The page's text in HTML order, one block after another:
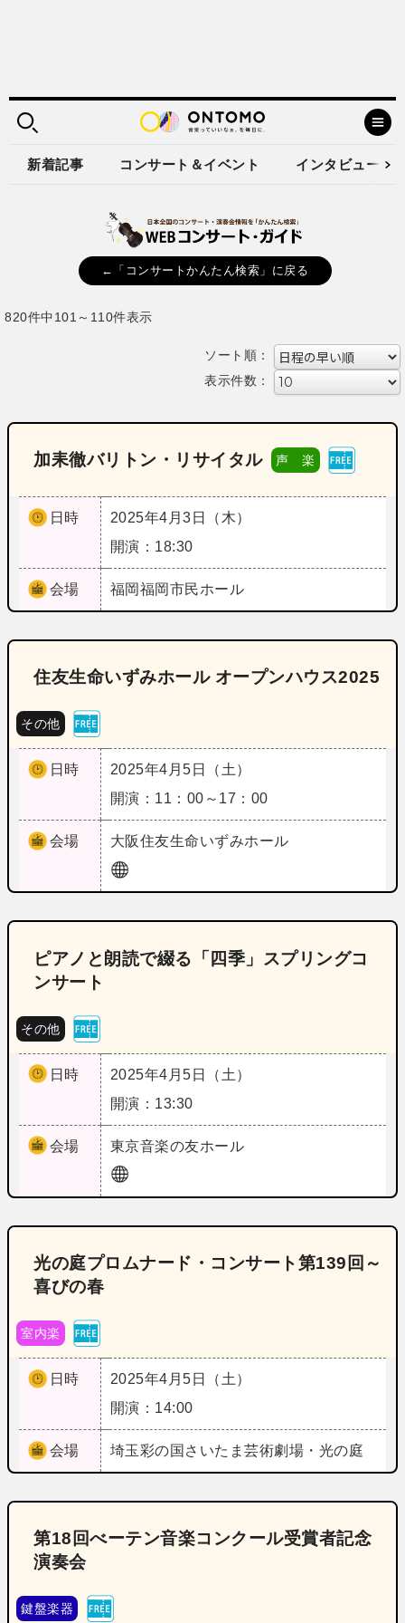
新着記事 コンサート＆イベント インタビュー
←「コンサートかんたん検索」に戻る
820件中101～110件表示
ソート順：
表示件数：
加耒徹バリトン・リサイタル 声 楽
日時
2025年4月3日（木）
開演：18:30
会場 福岡福岡市民ホール
住友生命いずみホール オープンハウス2025
その他
日時
2025年4月5日（土）
開演：11：00～17：00
会場 大阪住友生命いずみホール
ピアノと朗読で綴る「四季」スプリングコ
ンサート
その他
日時
2025年4月5日（土）
開演：13:30
会場 東京音楽の友ホール
光の庭プロムナード・コンサート第139回～
喜びの春
室内楽
日時
2025年4月5日（土）
開演：14:00
会場 埼玉彩の国さいたま芸術劇場・光の庭
第18回べーテン音楽コンクール受賞者記念
演奏会
鍵盤楽器